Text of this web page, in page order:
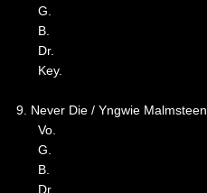
G.
B.
Dr.
Key.
9. Never Die / Yngwie Malmsteen
Vo.
G.
B.
Dr.